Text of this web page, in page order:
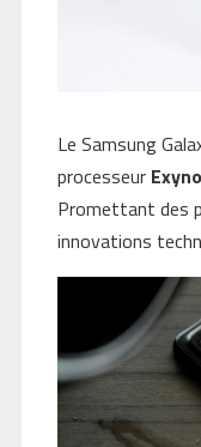
Le Samsung
processeur
Promettant des
innovations